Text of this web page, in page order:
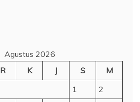
Agustus 2026
R K J S
M
1
2